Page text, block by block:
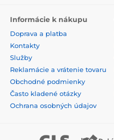
Informácie k nákupu
Doprava a platba
Kontakty
Služby
Reklamácie a vrátenie tovaru
Obchodné podmienky
Často kladené otázky
Ochrana osobných údajov